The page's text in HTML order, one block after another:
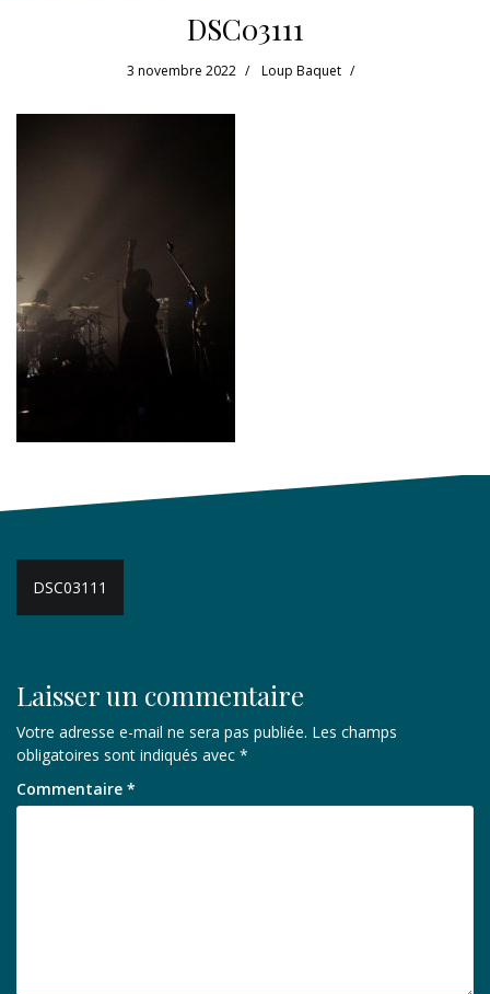
DSC03111
3 novembre 2022 Loup Baquet
Navigation
de
DSC03111
Laisser un commentaire
Votre adresse e-mail ne sera pas publiée. Les champs
obligatoires sont indiqués avec *
Commentaire *